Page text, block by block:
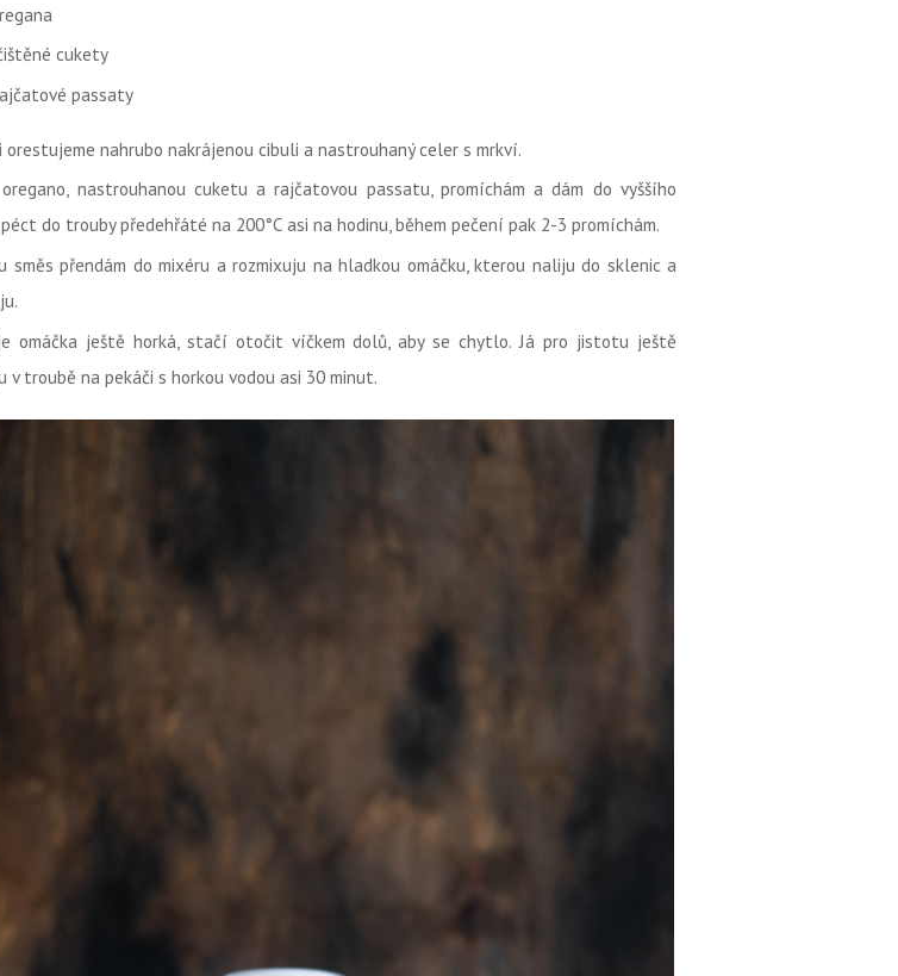
cukety
passaty
orestujeme nahrubo nakrájenou cibuli a nastrouhaný celer s mrkví.
oregano, nastrouhanou cuketu a rajčatovou passatu, promíchám a dám do vyššího
do trouby předehřáté na 200°C asi na hodinu, během pečení pak 2-3 promíchám.
směs přendám do mixéru a rozmixuju na hladkou omáčku, kterou naliju do sklenic a
omáčka ještě horká, stačí otočit víčkem dolů, aby se chytlo. Já pro jistotu ještě
v troubě na pekáči s horkou vodou asi 30 minut.